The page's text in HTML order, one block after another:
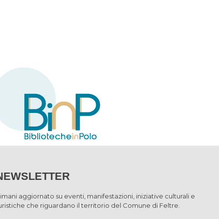
aggiornato su eventi, manifestazioni, iniziative culturali e
che riguardano il territorio del Comune di Feltre.